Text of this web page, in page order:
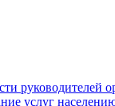
услуг